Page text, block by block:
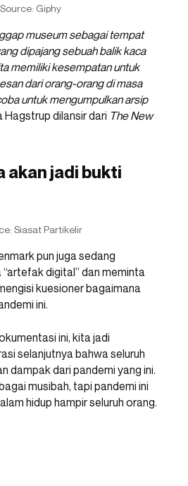
Source: Giphy
museum sebagai tempat
dipajang sebuah balik kaca
memiliki kesempatan untuk
dari orang-orang di masa
untuk mengumpulkan arsip
Hagstrup dilansir dari The New
akan jadi bukti
Siasat Partikelir
pun juga sedang
digital” dan meminta
kuesioner bagaimana
ini.
ini, kita jadi
selanjutnya bahwa seluruh
dampak dari pandemi yang ini.
musibah, tapi pandemi ini
hidup hampir seluruh orang.